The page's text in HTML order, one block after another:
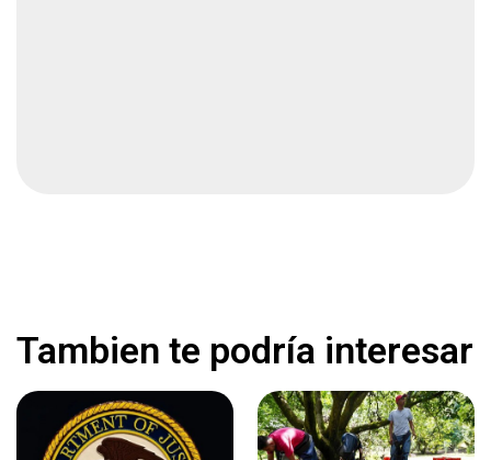
Identifican a mujer ejecutada en brecha
Local 1 min
Tambien te podría interesar